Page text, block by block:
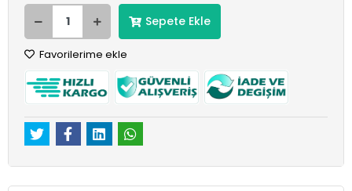
Sepete Ekle
Favorilerime ekle